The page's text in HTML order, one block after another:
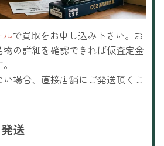
ルで買取をお申し込み下さい。お
の詳細を確認できれば仮査定金
場合、直接店舗にご発送頂くこ
送